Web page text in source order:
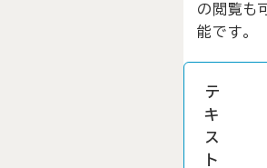
の閲覧も
能です。
テ
キ
ス
ト